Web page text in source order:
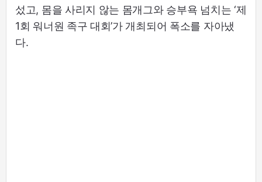
섰고, 몸을 사리지 않는 몸개그와 승부욕 넘치는 ‘제
1회 워너원 족구 대회’가 개최되어 폭소를 자아냈
다.